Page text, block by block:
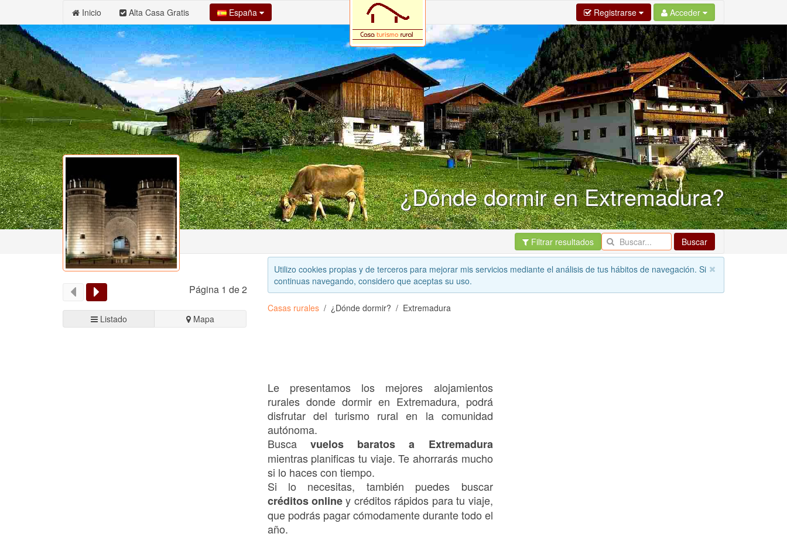
Inicio Alta Casa Gratis España Registrarse Acceder
¿Dónde dormir en Extremadura?
Filtrar resultados Buscar
Página 1 de 2
Listado Mapa
Utilizo cookies propias y de terceros para mejorar mis servicios mediante el análisis de tus hábitos de navegación. Si
continuas navegando, considero que aceptas su uso.
Casas rurales ¿Dónde dormir? Extremadura
Le presentamos los mejores alojamientos
rurales donde dormir en Extremadura, podrá
disfrutar del turismo rural en la comunidad
autónoma.
Busca vuelos baratos a Extremadura
mientras planificas tu viaje. Te ahorrarás mucho
si lo haces con tiempo.
Si lo necesitas, también puedes buscar
créditos onliney créditos rápidos para tu viaje,
que podrás pagar cómodamente durante todo el
año.